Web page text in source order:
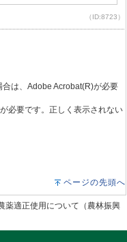
（ID:8723）
は、Adobe Acrobat(R)が必要
必要です。正しく表示されない
ページの先頭へ
薬適正使用について（農林振興